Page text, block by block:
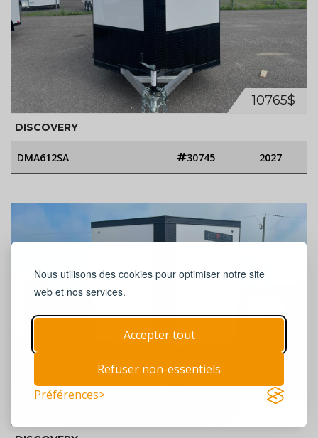
Nous utilisons des cookies pour optimiser notre site
web et nos services.
Accepter tout
Refuser non-essentiels
Préférences
10765$
DISCOVERY
DMA612SA 30745 2027